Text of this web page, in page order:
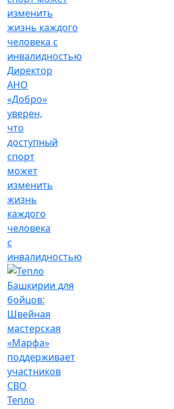
Директор
АНО
«Добро»
уверен,
что
доступный
спорт
может
изменить
жизнь
каждого
человека
с
инвалидностью
Тепло